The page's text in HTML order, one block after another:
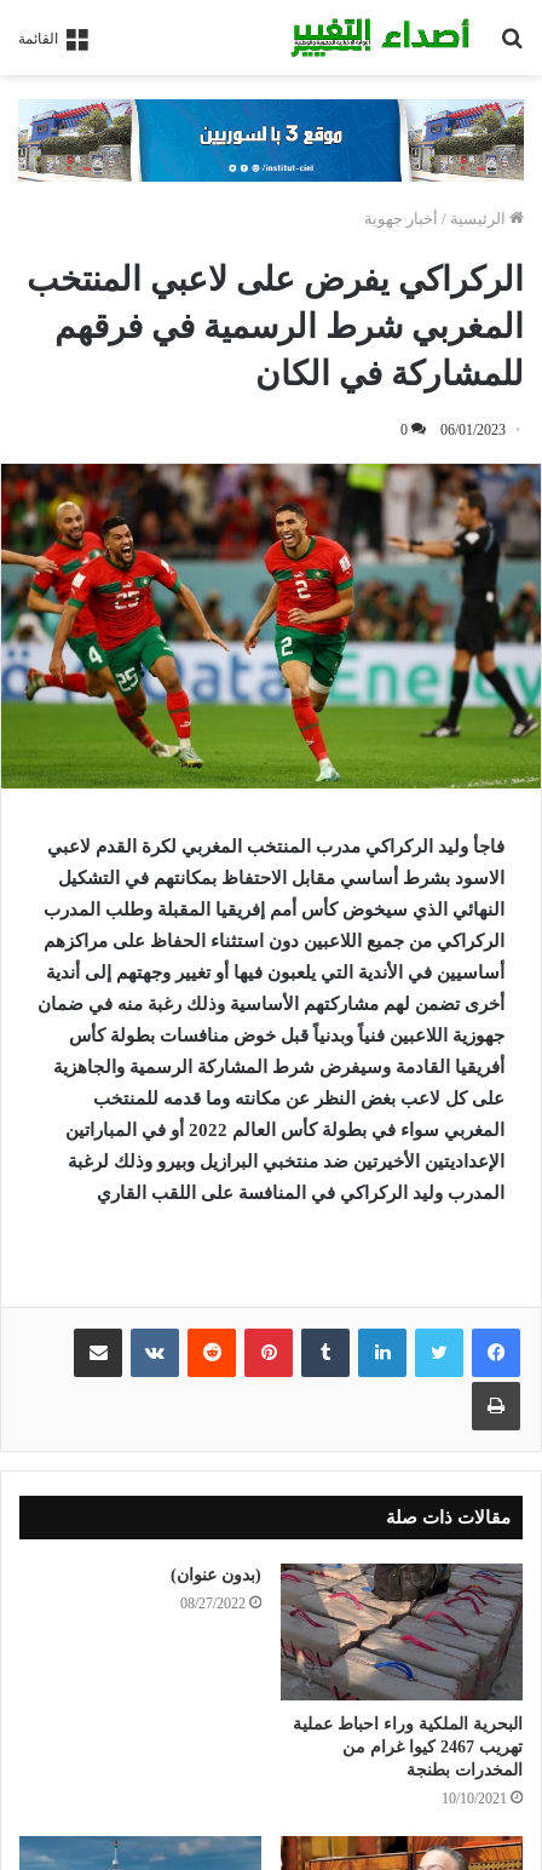
القائمة
الرئيسية / أخبار جهوية
الركراكي يفرض على لاعبي المنتخب
المغربي شرط الرسمية في فرقهم
للمشاركة في الكان
06/01/2023
0
فاجأ وليد الركراكي مدرب المنتخب المغربي لكرة القدم لاعبي
الاسود بشرط أساسي مقابل الاحتفاظ بمكانتهم في التشكيل
النهائي الذي سيخوض كأس أمم إفريقيا المقبلة وطلب المدرب
الركراكي من جميع اللاعبين دون استثناء الحفاظ على مراكزهم
أساسيين في الأندية التي يلعبون فيها أو تغيير وجهتهم إلى أندية
أخرى تضمن لهم مشاركتهم الأساسية وذلك رغبة منه في ضمان
جهوزية اللاعبين فنياً وبدنياً قبل خوض منافسات بطولة كأس
أفريقيا القادمة وسيفرض شرط المشاركة الرسمية والجاهزية
علىكل لاعب بغض النظر عن مكانته وما قدمه للمنتخب
المغربي سواء في بطولة كأس العالم 2022 أو في المباراتين
الإعداديتين الأخيرتين ضد منتخبي البرازيل وبيرو وذلك لرغبة
المدرب وليد الركراكي في المنافسة على اللقب القاري
لينكدإن بينتيريست مشاركة عبر البريد
طباعة
مقالات ذات صلة
البحرية الملكية وراء احباط عملية
تهريب 2467 كيوا غرام من
المخدرات بطنجة
10/10/2021
(بدون عنوان)
08/27/2022